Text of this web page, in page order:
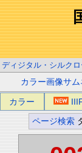
ディジタル・シルクロ
カラー画像サ
カラー
ページ検索